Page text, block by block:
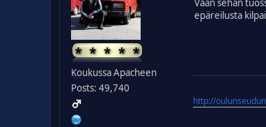
Koukussa Apacheen
Posts: 49,740
epäreilusta
http://